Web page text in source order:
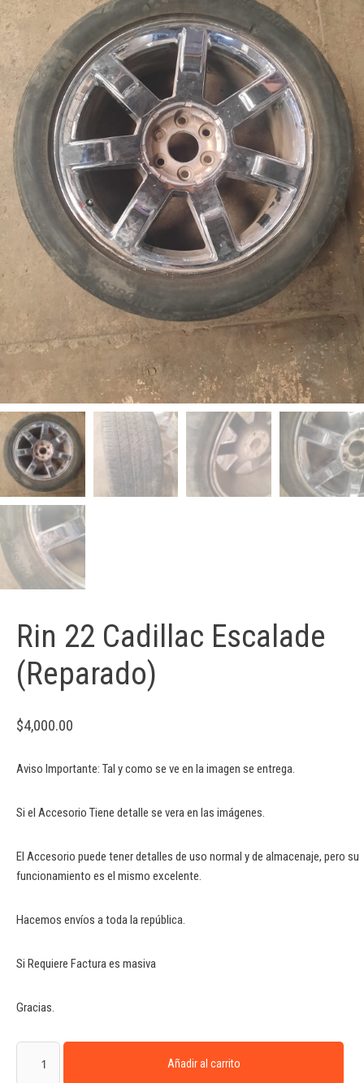
Rin 22 Cadillac Escalade
(Reparado)
$4,000.00
Aviso Importante: Tal y como se ve en la imagen se entrega.
Si el Accesorio Tiene detalle se vera en las imágenes.
El Accesorio puede tener detalles de uso normal y de almacenaje, pero su
funcionamiento es el mismo excelente.
Hacemos envíos a toda la república.
Si Requiere Factura es masiva
Gracias.
Añadir al carrito